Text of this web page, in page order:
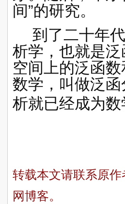
间”的研究。
到了二十年
析学，也就是
空间 上的泛函数
数学，叫做泛
析就已经成为
转载本文请联系原
网博客。